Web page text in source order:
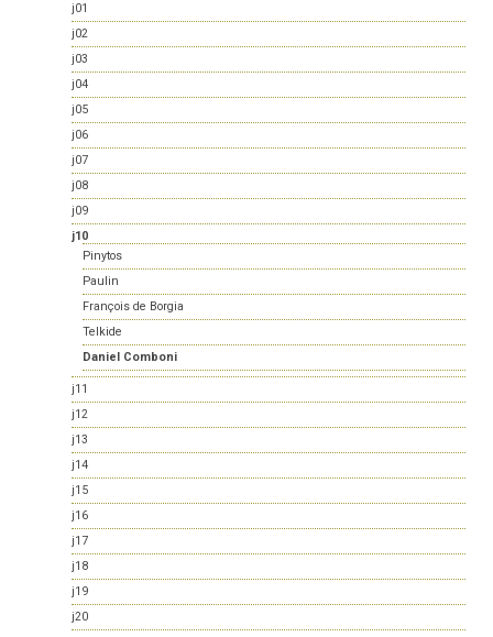
j01
j02
j03
j04
j05
j06
j07
j08
j09
j10
Pinytos
Paulin
François de Borgia
Telkide
Daniel Comboni
j11
j12
j13
j14
j15
j16
j17
j18
j19
j20